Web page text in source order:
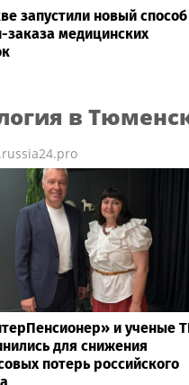
запустили новый способ
заказа медицинских
в
и ученые
для снижения
потерь российского